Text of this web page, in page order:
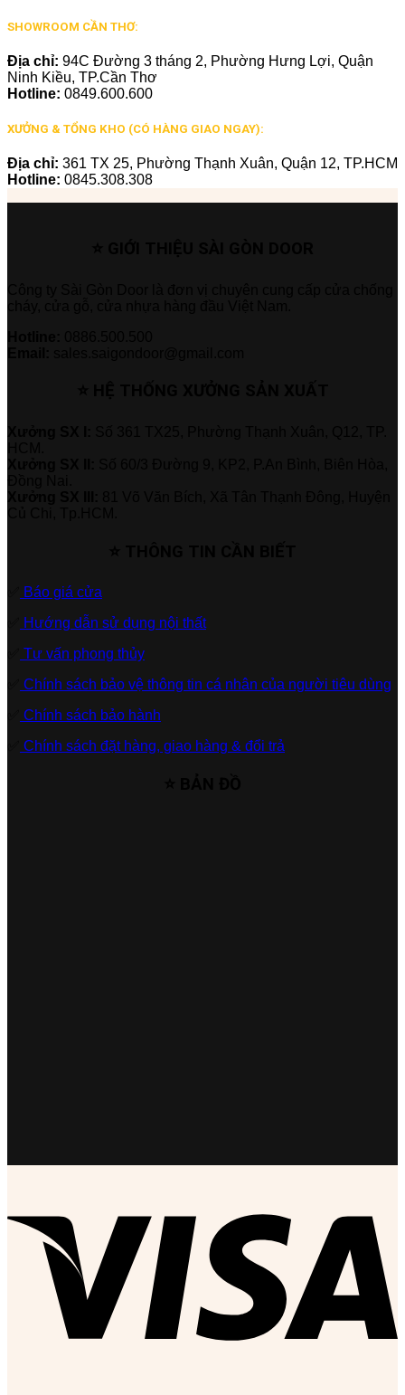
SHOWROOM CẦN THƠ:
Địa chỉ: 94C Đường 3 tháng 2, Phường Hưng Lợi, Quận
Ninh Kiều, TP.Cần Thơ
Hotline: 0849.600.600
XƯỞNG & TỔNG KHO (CÓ HÀNG GIAO NGAY):
Địa chỉ: 361 TX 25, Phường Thạnh Xuân, Quận 12, TP.HCM
Hotline: 0845.308.308
Báo giá cửa
Hướng dẫn sử dụng nội thất
Tư vấn phong thủy
Chính sách bảo vệ thông tin cá nhân của người tiêu dùng
Chính sách bảo hành
Chính sách đặt hàng, giao hàng & đổi trả